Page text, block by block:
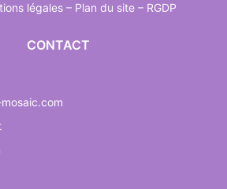
légales – Plan du site – RGDP
CONTACT